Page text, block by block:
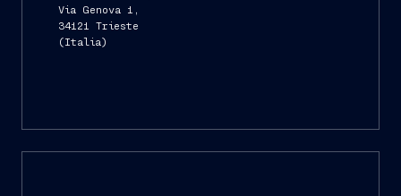
Via Genova 1,
34121 Trieste
(Italia)